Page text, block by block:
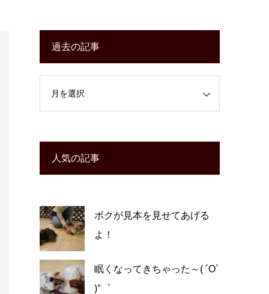
過去の記事
人気の記事
ボクが見本を見せてあげる
よ！
眠くなってきちゃった～( ´O`
)°゜